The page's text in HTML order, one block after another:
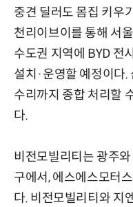
중견 딜러도 몸집 키우
천리이브이를 통해 서
수도권 지역에 BYD 전
설치·운영할 예정이다
수리까지 종합 처리할
다.
비전모빌리티는 광주
구에서, 에스에스모터
다. 비전모빌리티와 지